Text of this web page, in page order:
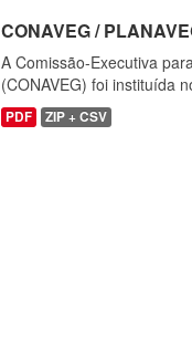
CONAVEG /
A Comissão-Executiva
(CONAVEG) foi instituída
PDF ZIP + CSV